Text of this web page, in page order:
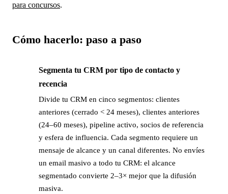
para concursos.
Cómo hacerlo: paso a paso
Segmenta tu CRM por tipo de contacto y
recencia
Divide tu CRM en cinco segmentos: clientes
anteriores (cerrado < 24 meses), clientes anteriores
(24–60 meses), pipeline activo, socios de referencia
y esfera de influencia. Cada segmento requiere un
mensaje de alcance y un canal diferentes. No envíes
un email masivo a todo tu CRM: el alcance
segmentado convierte 2–3× mejor que la difusión
masiva.